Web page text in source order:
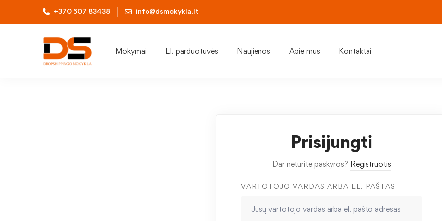
+370 607 83438 info@dsmokykla.lt
Mokymai El. parduotuvės Naujienos Apie mus Kontaktai
Prisijungti
Dar neturite paskyros? Registruotis
VARTOTOJO VARDAS ARBA EL. PAŠTAS